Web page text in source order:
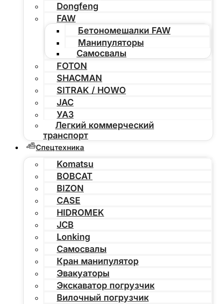
Dongfeng
FAW
Бетономешалки FAW
Манипуляторы
Самосвалы
FOTON
SHACMAN
SITRAK / HOWO
JAC
УАЗ
Легкий коммерческий
транспорт
Спецтехника
Komatsu
BOBCAT
BIZON
CASE
HIDROMEK
JCB
Lonking
Самосвалы
Кран манипулятор
Эвакуаторы
Экскаватор погрузчик
Вилочный погрузчик